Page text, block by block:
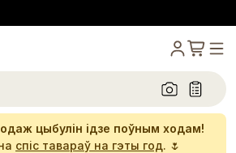
цыбулін ідзе поўным ходам!
спіс тавараў на гэты год. 🌷